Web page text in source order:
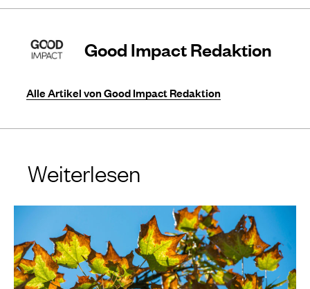
Good Impact Redaktion
Alle Artikel von Good Impact Redaktion
Weiterlesen